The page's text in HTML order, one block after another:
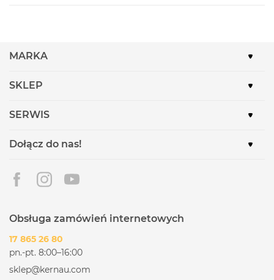
MARKA
SKLEP
SERWIS
Dołącz do nas!
Obsługa zamówień internetowych
17 865 26 80
pn.-pt. 8:00–16:00
sklep@kernau.com